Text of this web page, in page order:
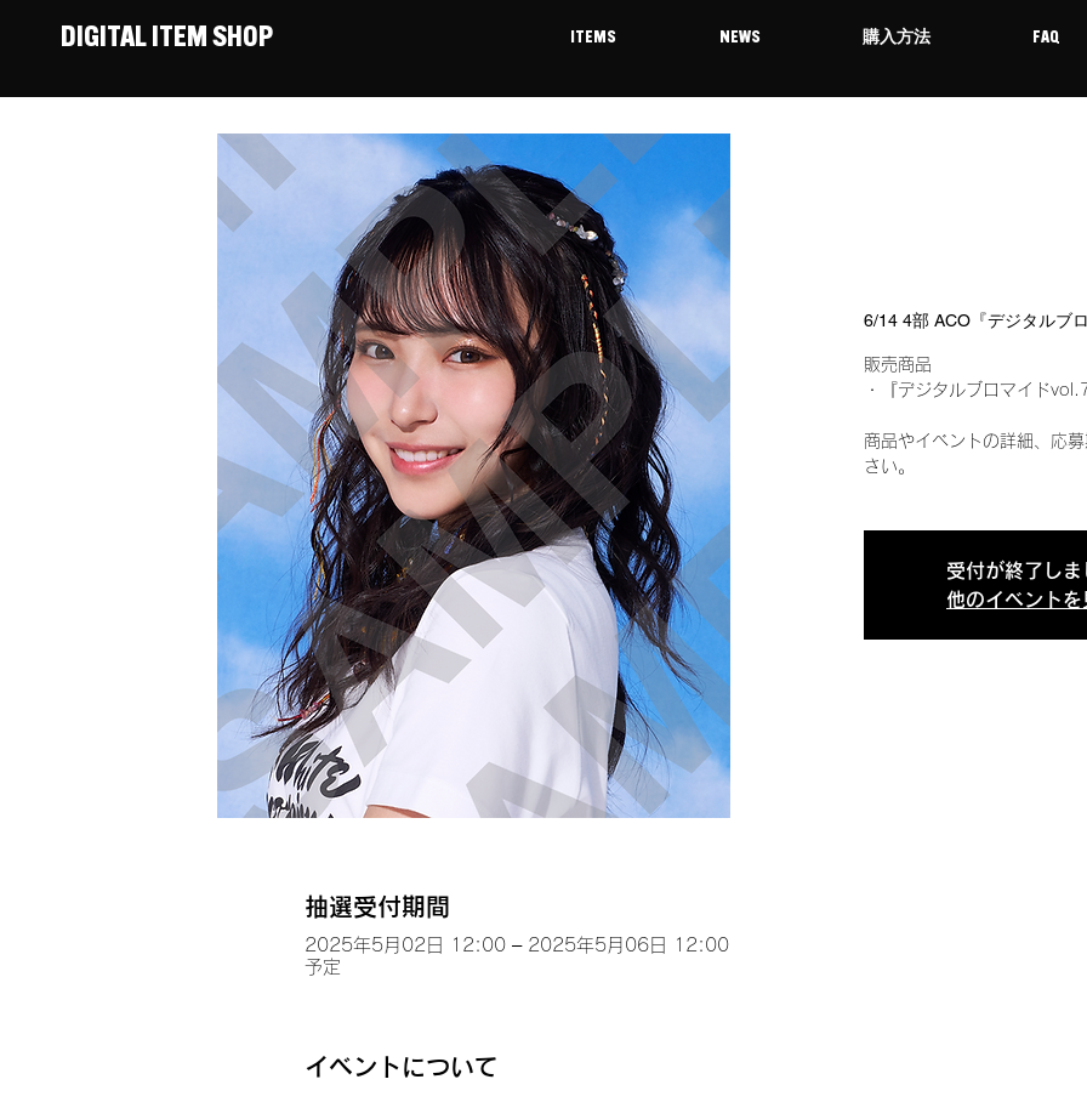
DIGITAL ITEM SHOP ITEMS NEWS 購入方法 FAQ
6/14 4部 ACO『デジタルブ
販売商品
・『デジタルブロマイド
商品やイベントの詳細、応
さい。
受付が終了しま
他のイベントを
抽選受付期間
2025年5月02日 12:00 – 2025年5月06日 12:00
予定
イベントについて